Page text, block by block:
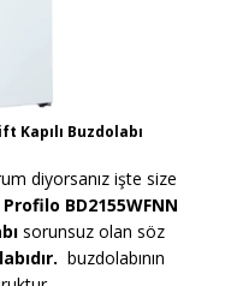
Kapılı Buzdolabı
diyorsanız işte size
BD2155WFNN
sorunsuz olan söz
buzdolabının